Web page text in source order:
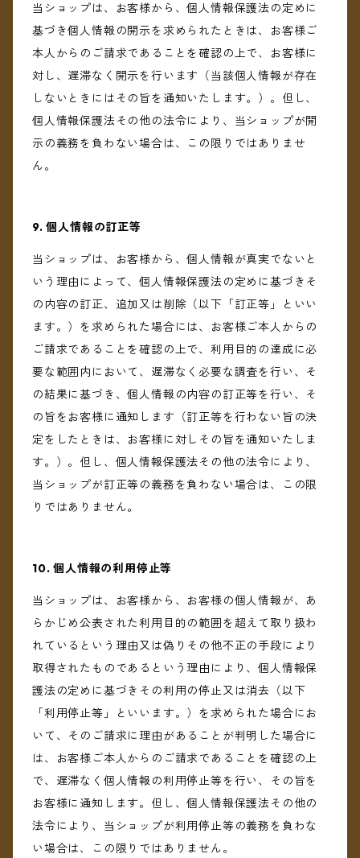
当ショップは、お客様から、個人情報保護法の定めに
基づき個人情報の開示を求められたときは、お客様ご
本人からのご請求であることを確認の上で、お客様に
対し、遅滞なく開示を行います（当該個人情報が存在
しないときにはその旨を通知いたします。）。但し、
個人情報保護法その他の法令により、当ショップが開
示の義務を負わない場合は、この限りではありませ
ん。
9. 個人情報の訂正等
当ショップは、お客様から、個人情報が真実でないと
いう理由によって、個人情報保護法の定めに基づきそ
の内容の訂正、追加又は削除（以下「訂正等」といい
ます。）を求められた場合には、お客様ご本人からの
ご請求であることを確認の上で、利用目的の達成に必
要な範囲内において、遅滞なく必要な調査を行い、そ
の結果に基づき、個人情報の内容の訂正等を行い、そ
の旨をお客様に通知します（訂正等を行わない旨の決
定をしたときは、お客様に対しその旨を通知いたしま
す。）。但し、個人情報保護法その他の法令により、
当ショップが訂正等の義務を負わない場合は、この限
りではありません。
10. 個人情報の利用停止等
当ショップは、お客様から、お客様の個人情報が、あ
らかじめ公表された利用目的の範囲を超えて取り扱わ
れているという理由又は偽りその他不正の手段により
取得されたものであるという理由により、個人情報保
護法の定めに基づきその利用の停止又は消去（以下
「利用停止等」といいます。）を求められた場合にお
いて、そのご請求に理由があることが判明した場合に
は、お客様ご本人からのご請求であることを確認の上
で、遅滞なく個人情報の利用停止等を行い、その旨を
お客様に通知します。但し、個人情報保護法その他の
法令により、当ショップが利用停止等の義務を負わな
い場合は、この限りではありません。